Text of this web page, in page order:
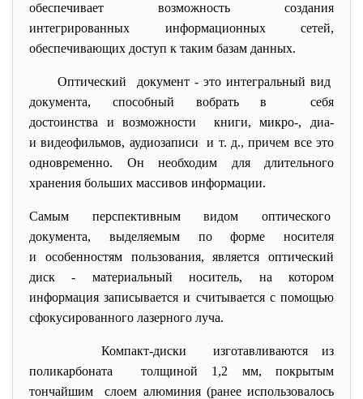
обеспечивает возможность создания
интегрированных информационных сетей,
обеспечивающих доступ к таким базам данных.
Оптический документ - это интегральный вид
документа, способный вобрать в себя
достоинства и возможности книги, микро-, диа-
и видеофильмов, аудиозаписи и т. д., причем все это
одновременно. Он необходим для длительного
хранения больших массивов информации.
Самым перспективным видом оптического
документа, выделяемым по форме носителя
и особенностям пользования, является оптический
диск - материальный носитель, на котором
информация записывается и считывается с помощью
сфокусированного лазерного луча.
Компакт-диски изготавливаются из
поликарбоната толщиной 1,2 мм, покрытым
тончайшим слоем алюминия (ранее использовалось